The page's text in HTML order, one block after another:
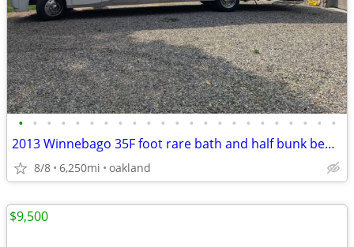
• • • • • • • • • • • • • • • • • • • • • • •
2013 Winnebago 35F foot rare bath and half bunk beds 6000 miles
8/8 6,250mi oakland
$9,500